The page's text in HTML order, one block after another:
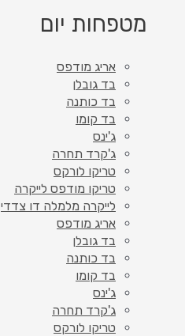
מטפחות יום
אריג מודפס
בד גובלן
בד כותנה
בד קומו
ג'ינס
ג'קרד תחרה
טריקו לורקס
טריקו מודפס לייקרה
לייקרה מלמלה דו צדדי
אריג מודפס
בד גובלן
בד כותנה
בד קומו
ג'ינס
ג'קרד תחרה
טריקו לורקס